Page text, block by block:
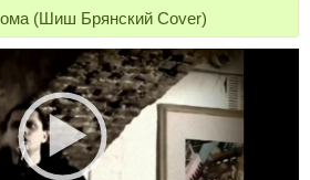
(Шиш Брянский Cover)